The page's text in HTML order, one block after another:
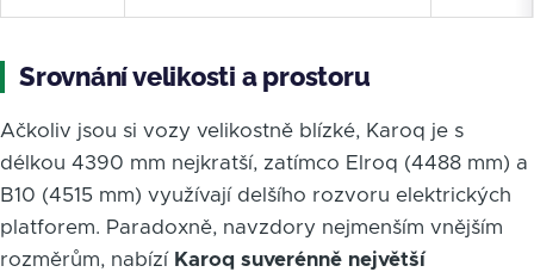
Srovnání velikosti a prostoru
Ačkoliv jsou si vozy velikostně blízké, Karoq je s
délkou 4390 mm nejkratší, zatímco Elroq (4488 mm) a
B10 (4515 mm) využívají delšího rozvoru elektrických
platforem. Paradoxně, navzdory nejmenším vnějším
rozměrům, nabízí Karoq suverénně největší